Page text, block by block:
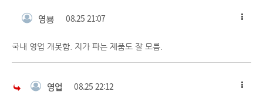
영뵹 08.25 21:07
국내 영업 개못함. 지가 파는 제품도 잘 모름.
영업 08.25 22:12